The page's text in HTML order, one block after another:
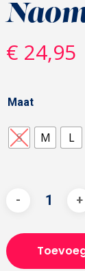
€ 24,95
Maat
S M L